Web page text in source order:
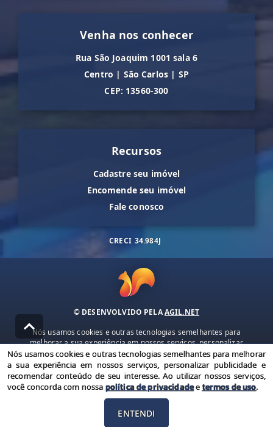
Venha nos conhecer
Rua São Joaquim 1001 sala 6
Centro | São Carlos | SP
CEP: 13560-300
Recursos
Cadastre seu imóvel
Encomende seu imóvel
Fale conosco
CRECI 34.984J
© DESENVOLVIDO PELAAGIL.NET
Nós usamos cookies e outras tecnologias semelhantes para
melhorar a sua experiência em nossos serviços, personalizar
publicidade e recomendar conteúdo de seu interesse. Ao utilizar
nossos serviços, você concorda com nossa política de privacidade e
termos de uso.
Política de Privacidade Termos de uso
Nós usamos cookies e outras tecnologias semelhantes para melhorar
a sua experiência em nossos serviços, personalizar publicidade e
recomendar conteúdo de seu interesse. Ao utilizar nossos serviços,
você concorda com nossa política de privacidadeetermos de uso.
ENTENDI